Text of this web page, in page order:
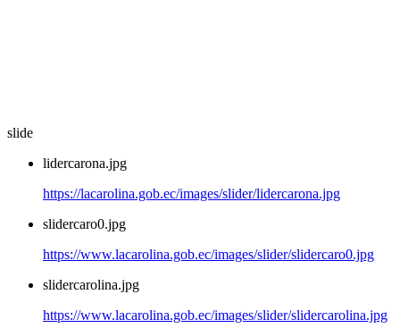
slide
lidercarona.jpg
https://lacarolina.gob.ec/images/slider/lidercarona.jpg
slidercaro0.jpg
https://www.lacarolina.gob.ec/images/slider/slidercaro0.jpg
slidercarolina.jpg
https://www.lacarolina.gob.ec/images/slider/slidercarolina.jpg